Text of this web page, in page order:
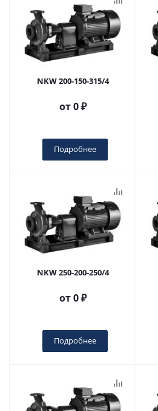
NKW 200-150-315/4
от0 ₽
Подробнее
NKW 250-200-250/4
от0 ₽
Подробнее